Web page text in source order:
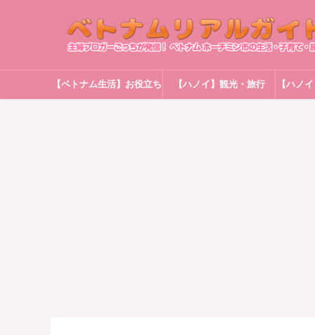
【ベトナム生活】お役立ち 【ハノイ】観光・旅行 【ハノ